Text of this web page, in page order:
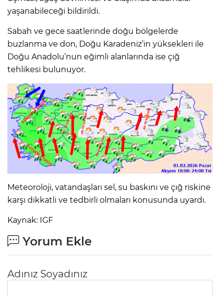
yaşanabileceği bildirildi.
Sabah ve gece saatlerinde doğu bölgelerde
buzlanma ve don, Doğu Karadeniz’in yüksekleri ile
Doğu Anadolu’nun eğimli alanlarında ise çığ
tehlikesi bulunuyor.
Meteoroloji, vatandaşları sel, su baskını ve çığ riskine
karşı dikkatli ve tedbirli olmaları konusunda uyardı.
Kaynak: IGF
Yorum Ekle
Adınız Soyadınız